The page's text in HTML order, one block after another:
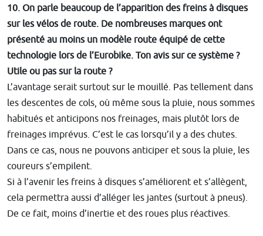
10. On parle beaucoup de l’apparition des freins à disques
sur les vélos de route. De nombreuses marques ont
présenté au moins un modèle route équipé de cette
technologie lors de l’Eurobike. Ton avis sur ce système ?
Utile ou pas sur la route ?
L’avantage serait surtout sur le mouillé. Pas tellement dans
les descentes de cols, où même sous la pluie, nous sommes
habitués et anticipons nos freinages, mais plutôt lors de
freinages imprévus. C’est le cas lorsqu’il y a des chutes.
Dans ce cas, nous ne pouvons anticiper et sous la pluie, les
coureurs s’empilent.
Si à l’avenir les freins à disques s’améliorent et s’allègent,
cela permettra aussi d’alléger les jantes (surtout à pneus).
De ce fait, moins d’inertie et des roues plus réactives.